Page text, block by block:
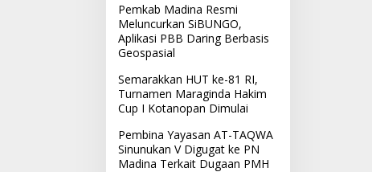
Pemkab Madina Resmi
Meluncurkan SiBUNGO,
Aplikasi PBB Daring Berbasis
Geospasial
Semarakkan HUT ke-81 RI,
Turnamen Maraginda Hakim
Cup I Kotanopan Dimulai
Pembina Yayasan AT-TAQWA
Sinunukan V Digugat ke PN
Madina Terkait Dugaan PMH